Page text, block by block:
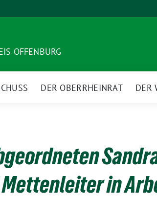
OFFENBURG
DER OBERRHEINRAT DER
in